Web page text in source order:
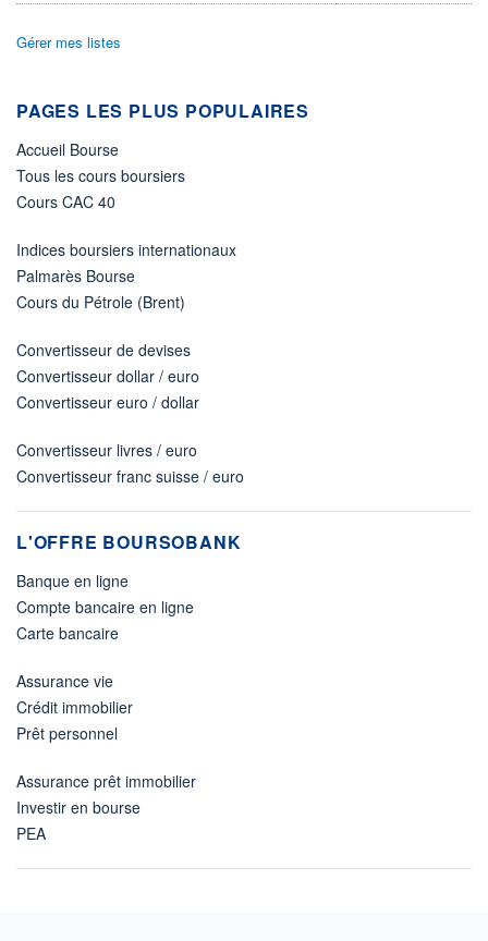
Gérer mes listes
PAGES LES PLUS POPULAIRES
Accueil Bourse
Tous les cours boursiers
Cours CAC 40
Indices boursiers internationaux
Palmarès Bourse
Cours du Pétrole (Brent)
Convertisseur de devises
Convertisseur dollar / euro
Convertisseur euro / dollar
Convertisseur livres / euro
Convertisseur franc suisse / euro
L'OFFRE BOURSOBANK
Banque en ligne
Compte bancaire en ligne
Carte bancaire
Assurance vie
Crédit immobilier
Prêt personnel
Assurance prêt immobilier
Investir en bourse
PEA